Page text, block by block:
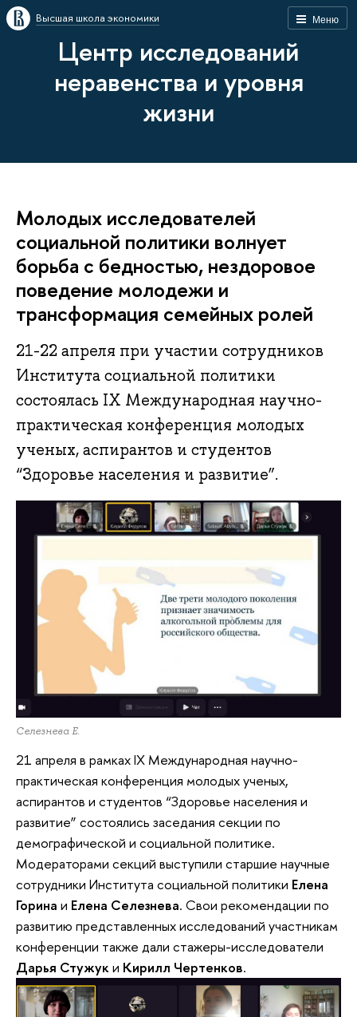
Меню
Высшая школа экономики
Центр исследований
неравенства и уровня
жизни
Молодых исследователей
социальной политики волнует
борьба с бедностью, нездоровое
поведение молодежи и
трансформация семейных ролей
21-22 апреля при участии сотрудников
Института социальной политики
состоялась IX Международная научно-
практическая конференция молодых
ученых, аспирантов и студентов
“Здоровье населения и развитие”.
Селезнева Е.
21 апреля в рамках IX Международная научно-
практическая конференция молодых ученых,
аспирантов и студентов “Здоровье населения и
развитие” состоялись заседания секции по
демографической и социальной политике.
Модераторами секций выступили старшие научные
сотрудники Института социальной политики Елена
Горина и Елена Селезнева. Свои рекомендации по
развитию представленных исследований участникам
конференции также дали стажеры-исследователи
Дарья Стужук и Кирилл Чертенков.